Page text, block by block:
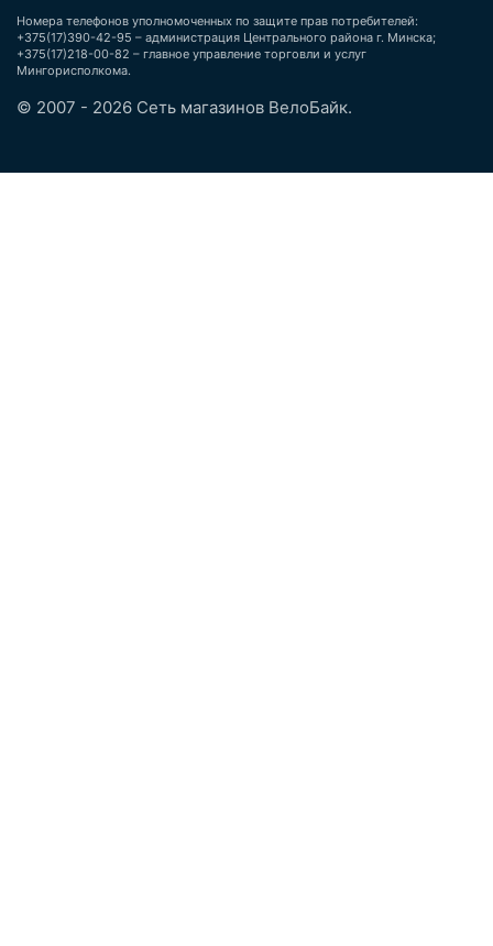
Номера телефонов уполномоченных по защите прав потребителей:
+375(17)390-42-95 – администрация Центрального района г. Минска;
+375(17)218-00-82 – главное управление торговли и услуг
Мингорисполкома.
© 2007 - 2026 Сеть магазинов ВелоБайк.